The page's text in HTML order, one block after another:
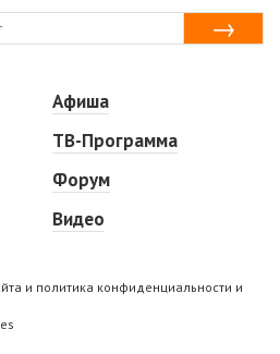
Афиша
ТВ-Программа
Форум
Видео
и политика конфиденциальности и